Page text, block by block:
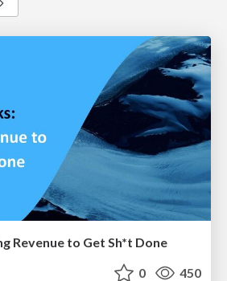
Revenue to Get Sh*t Done
0 450